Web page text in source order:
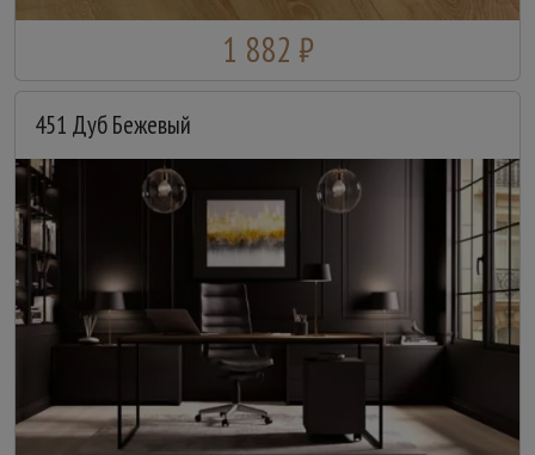
1 882 ₽
451 Дуб Бежевый